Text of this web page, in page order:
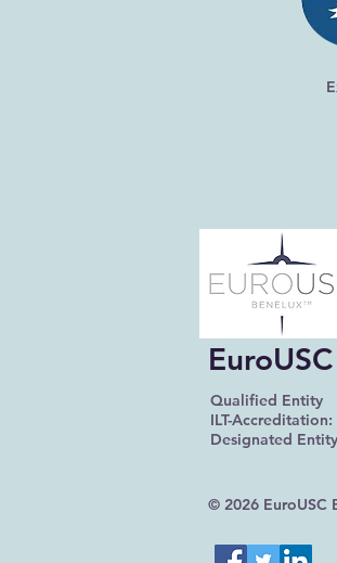
Qualified Entity
ILT-Accreditation:
Designated
© 2026 EuroUSC